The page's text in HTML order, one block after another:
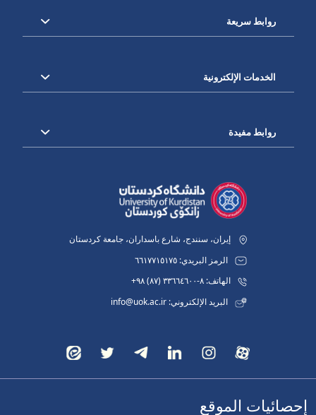
روابط سريعة
الخدمات الإلكترونية
روابط مفيدة
إيران، سنندج، شارع باسداران، جامعة كردستان
الرمز البريدي: ٦٦١٧٧١٥١٧٥
الهاتف: ٨-٣٣٦٦٤٦٠٠ (٨٧) ٩٨+
البريد الإلكتروني: info@uok.ac.ir
إحصائيات الموقع